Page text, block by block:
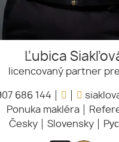
Ľubica
licencovaný partner
686 144
Ponuka makléra
Česky
Slovensky